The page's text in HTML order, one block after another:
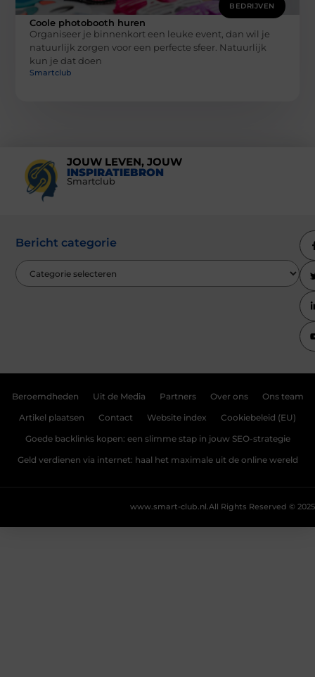
BEDRIJVEN
Coole photobooth huren
Organiseer je binnenkort een leuke event, dan wil je
natuurlijk zorgen voor een perfecte sfeer. Natuurlijk
kun je dat doen
Smartclub
JOUW LEVEN, JOUW
INSPIRATIEBRON
Smartclub
Bericht categorie
Beroemdheden Uit de Media Partners Over ons Ons team
Artikel plaatsen Contact Website index Cookiebeleid (EU)
Goede backlinks kopen: een slimme stap in jouw SEO-strategie
Geld verdienen via internet: haal het maximale uit de online wereld
All Rights Reserved © 2025
www.smart-club.nl.